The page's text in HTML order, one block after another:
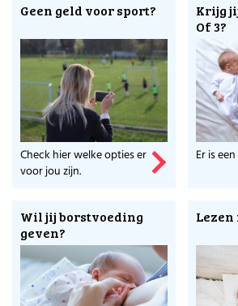
Geen geld voor sport?
Check hier welke opties er
voor jou zijn.
Krijg
Of 3?
Er is
Wil jij borstvoeding
geven?
Lezen